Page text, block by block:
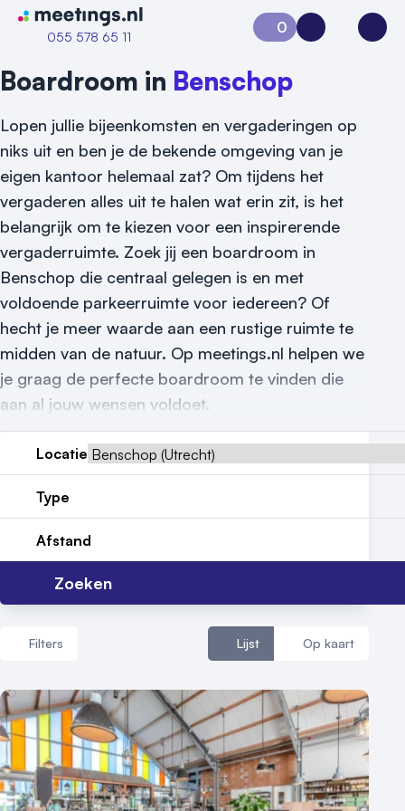
Naar home van Meetings
055 578 65 11
Vraag locatie aan
Locatiegids
Meld locatie aan
Nieuws
Contact
0
Aanvraag 0Inloggen
Boardroom in Benschop
Lopen jullie bijeenkomsten en vergaderingen op
niks uit en ben je de bekende omgeving van je
eigen kantoor helemaal zat? Om tijdens het
vergaderen alles uit te halen wat erin zit, is het
belangrijk om te kiezen voor een inspirerende
vergaderruimte. Zoek jij een boardroom in
Benschop die centraal gelegen is en met
voldoende parkeerruimte voor iedereen? Of
hecht je meer waarde aan een rustige ruimte te
midden van de natuur. Op meetings.nl helpen we
je graag de perfecte boardroom te vinden die
aan al jouw wensen voldoet.
Locatie
Type
Afstand
Zoeken
Filters Lijst Op kaart
Aantal zalen
1 - 5 zalen
6 - 10 zalen
10 of meer zalen